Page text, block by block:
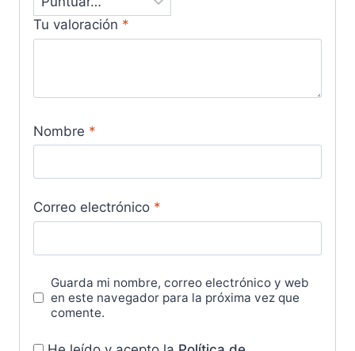
Tu valoración *
Nombre *
Correo electrónico *
Guarda mi nombre, correo electrónico y web
en este navegador para la próxima vez que
comente.